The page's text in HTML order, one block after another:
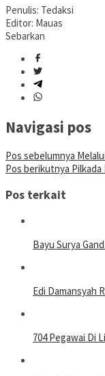
Penulis: Tedaksi
Editor: Mauas
Sebarkan
Navigasi pos
Pos sebelumnya
Pos berikutnya
Pos terkait
Bayu Surya
Edi Damansyah
704 Pegawai Di